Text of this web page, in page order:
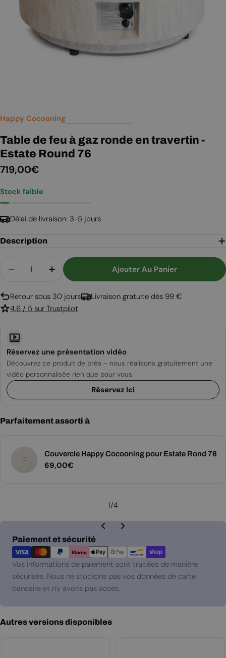
Happy Cocooning
Table de feu à gaz ronde en travertin -
Estate Round 76
Prix
régulier
719,00€
Stock faible
Délai de livraison: 3-5 jours
Description
Diminuer La Quantité Pour Table De Feu À Gaz
Augmenter La Quantité Pour Table De
Ajouter Au Panier
Retour sous 30 jours
Livraison gratuite dès 99 €
4.6 / 5 sur Trustpilot
Réservez une présentation vidéo
Découvrez ce produit de près – nous réalisons gratuitement une
vidéo personnalisée rien que pour vous.
Réservez Ici
Parfaitement assorti à
Couvercle Happy Cocooning pour Estate Rond 76
Prix
69,00€
1/4
Paiement et sécurité
Modes
de
paiement
Vos informations de paiement sont traitées de manière
sécurisée. Nous ne stockons pas vos données de carte
bancaire et n'y avons pas accès.
Autres versions disponibles